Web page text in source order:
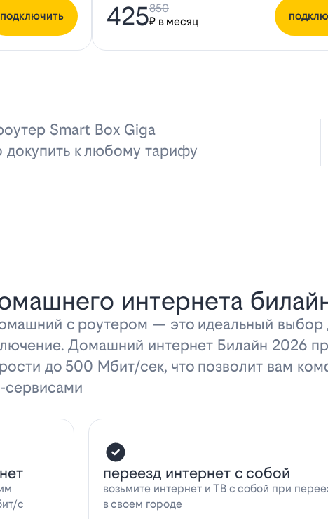
подключить 425₽ в месяц
850
Smart Box Giga
к любому тарифу
интернета
с роутером — это идеальный выбор
Домашний интернет Билайн 2026
до 500 Мбит/сек, что позволит вам
сервисами
с
переезд интернет с собой
возьмите интернет и ТВ с собой при
в своем городе